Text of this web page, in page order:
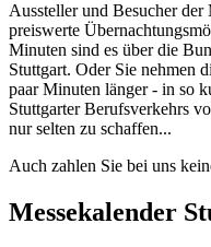
Aussteller und Besucher der
preiswerte
Minuten sind es über die
Stuttgart. Oder Sie nehmen
paar Minuten länger - in so
Stuttgarter Berufsverkehrs
nur selten zu schaffen...
Auch zahlen Sie bei uns
Messekalender